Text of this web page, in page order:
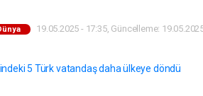
19.05.2025 - 17:35, Güncelleme: